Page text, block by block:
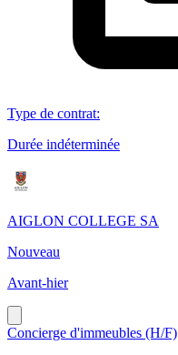
Type de contrat:
Durée indéterminée
AIGLON COLLEGE SA
Nouveau
Avant-hier
Concierge d'immeubles (H/F)